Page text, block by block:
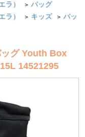
ラ） > バッグ
ラ） > キッズ > バッ
グ Youth Box
14521295